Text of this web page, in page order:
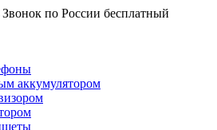
по России бесплатный
аккумулятором